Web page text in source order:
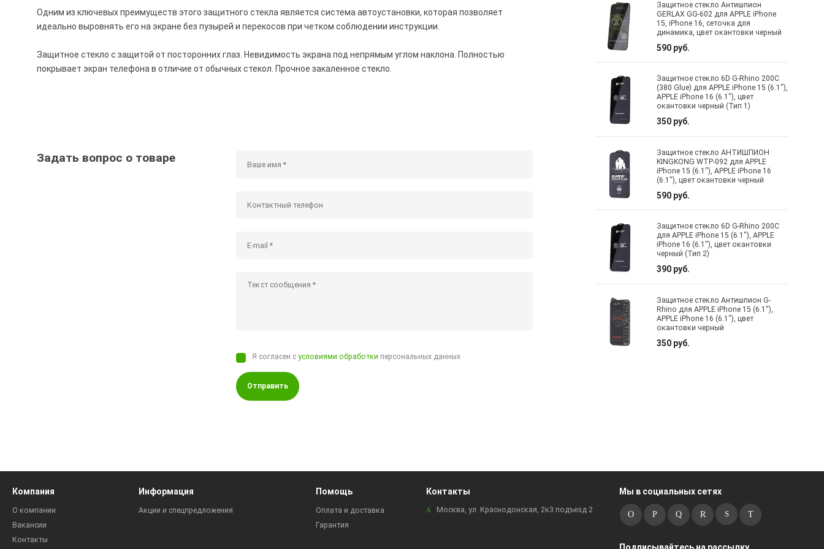
Одним из ключевых преимуществ этого защитного стекла является система автоустановки, которая позволяет
идеально выровнять его на экране без пузырей и перекосов при четком соблюдении инструкции.
Защитное стекло с защитой от посторонних глаз. Невидимость экрана под непрямым углом наклона. Полностью
покрывает экран телефона в отличие от обычных стекол. Прочное закаленное стекло.
Задать вопрос о товаре
Я согласен сусловиями обработки персональных данных
Отправить
Защитное стекло Антишпион
GERLAX GG-602 для APPLE iPhone
15, iPhone 16, сеточка для
динамика, цвет окантовки черный
590 руб.
Защитное стекло 6D G-Rhino 200C
(380 Glue) для APPLE iPhone 15 (6.1"),
APPLE iPhone 16 (6.1"), цвет
окантовки черный (Тип 1)
350 руб.
Защитное стекло АНТИШПИОН
KINGKONG WTP-092 для APPLE
iPhone 15 (6.1"), APPLE iPhone 16
(6.1"), цвет окантовки черный
590 руб.
Защитное стекло 6D G-Rhino 200C
для APPLE iPhone 15 (6.1"), APPLE
iPhone 16 (6.1"), цвет окантовки
черный (Тип 2)
390 руб.
Защитное стекло Антишпион G-
Rhino для APPLE iPhone 15 (6.1"),
APPLE iPhone 16 (6.1"), цвет
окантовки черный
350 руб.
Компания
О компании
Вакансии
Контакты
Информация
Акции и спецпредложения
Помощь
Оплата и доставка
Гарантия
Контакты
Москва, ул. Краснодонская, 2к3 подъезд 2
Мы в социальных сетях